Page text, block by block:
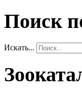
Поиск
Искать...